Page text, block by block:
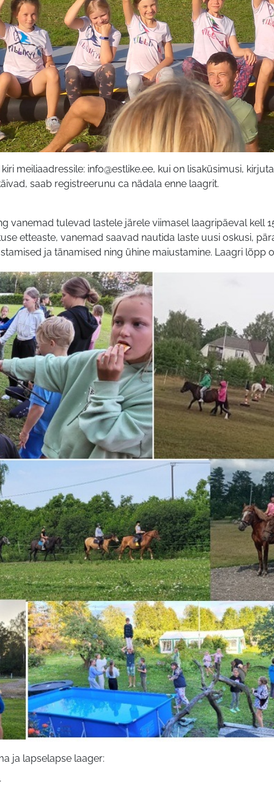
meiliaadressile: info@estlike.ee, kui on lisaküsimusi,
saab registreerunu ca nädala enne laagrit.
vanemad tulevad lastele järele viimasel laagripäeval kell
etteaste, vanemad saavad nautida laste uusi oskusi,
ja tänamised ning ühine maiustamine. Laagri lõpp
ja lapselapse laager: